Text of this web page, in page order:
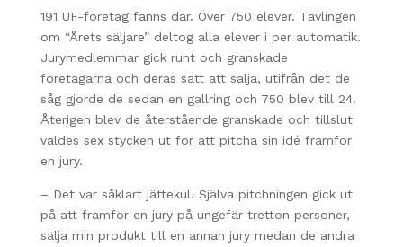
191 UF-företag fanns där. Över 750 elever. Tävlingen
om “Årets säljare” deltog alla elever i per automatik.
Jurymedlemmar gick runt och granskade
företagarna och deras sätt att sälja, utifrån det de
såg gjorde de sedan en gallring och 750 blev till 24.
Återigen blev de återstående granskade och tillslut
valdes sex stycken ut för att pitcha sin idé framför
en jury.
– Det var såklart jättekul. Själva pitchningen gick ut
på att framför en jury på ungefär tretton personer,
sälja min produkt till en annan jury medan de andra